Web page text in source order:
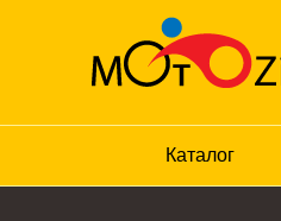
Каталог